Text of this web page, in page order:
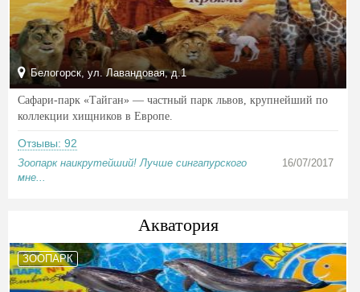
Белогорск, ул. Лавандовая, д.1
Сафари-парк «Тайган» — частный парк львов, крупнейший по
коллекции хищников в Европе.
Отзывы: 92
Зоопарк наикрутейший! Лучше сингапурского
мне...
16/07/2017
Акватория
ЗООПАРК